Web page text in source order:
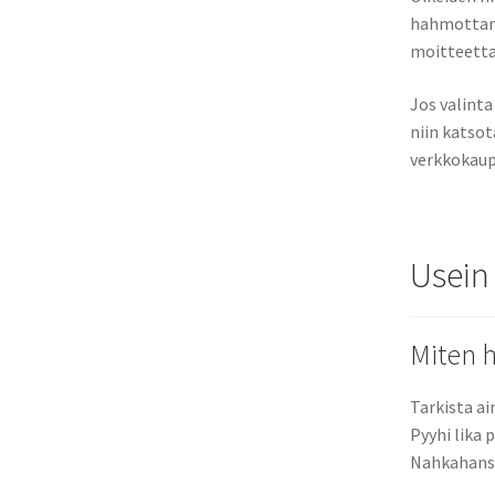
moitteetta
Jos
niin
Miten
Tarkista
Pyyhi lika